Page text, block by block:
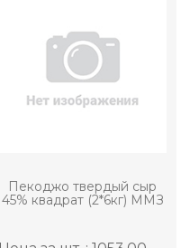
Пекоджо твердый сыр
45% квадрат (2*6кг) ММЗ